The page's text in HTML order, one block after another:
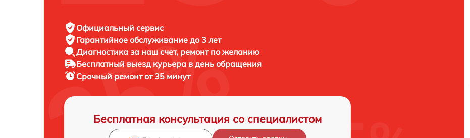
Официальный сервис
Гарантийное обслуживание до 3 лет
Диагностика за наш счет, ремонт по желанию
Бесплатный выезд курьера в день обращения
Срочный ремонтот 35 минут
Бесплатная консультация со специалистом